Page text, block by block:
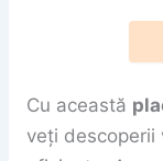
Cu această
veți descoperii